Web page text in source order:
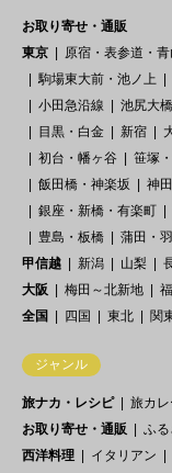
お取り寄せ・通販
東京
原宿・表参道・青
駒場東大前・池ノ上
小田急沿線
池尻大
目黒・白金
新宿
初台・幡ヶ谷
笹塚
飯田橋・神楽坂
神
銀座・新橋・有楽町
豊島・板橋
蒲田・
甲信越
新潟 山梨
大阪
梅田～北新地
全国
四国 東北 関
ジャンル
旅ナカ・レシピ 旅カレ
お取り寄せ・通販
ふ
西洋料理
イタリアン